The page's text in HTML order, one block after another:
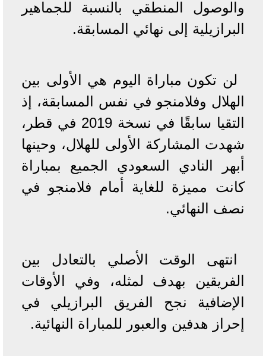
والوصول المنطقي بالنسبة للجماهير
البرازيلية إلى نهائي المسابقة.
لن تكون مباراة اليوم هي الأولى بين
الهلال وفلامنجو في نفس المسابقة، إذ
التقيا سابقًا في نسخة 2019 في قطر،
شهدت المشاركة الأولى للهلال، وحينها
أبهر النادي السعودي الجميع بمباراة
كانت مميزة للغاية أمام فلامنجو في
نصف النهائي.
انتهى الوقت الأصلي بالتعادل بين
الفريقين بهدف لمثله، وفي الأوقات
الإضافية نجح الفريق البرازيلي في
إحراز هدفين والعبور للمباراة النهائية.